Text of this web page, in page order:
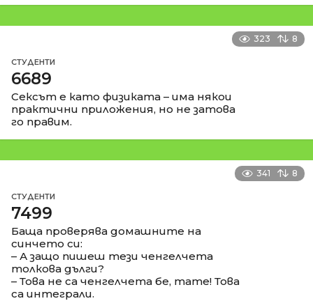
323 8
СТУДЕНТИ
6689
Сексът е като физиката – има някои
практични приложения, но не затова
го правим.
341 8
СТУДЕНТИ
7499
Баща проверява домашните на
синчето си:
– А защо пишеш тези ченгелчета
толкова дълги?
– Това не са ченгелчета бе, тате! Това
са интеграли.